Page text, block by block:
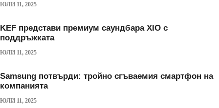
ЮЛИ 11, 2025
KEF представи премиум саундбара XIO с
поддръжката
ЮЛИ 11, 2025
Samsung потвърди: тройно сгъваемия смартфон на
компанията
ЮЛИ 11, 2025